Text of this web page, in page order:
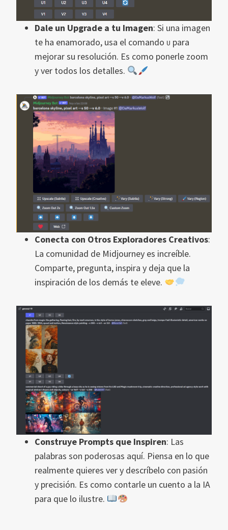
Dale un Upgrade a tu Imagen: Si una imagen
te ha enamorado, usa el comando U para
mejorar su resolución. Es como ponerle zoom
y ver todos los detalles.
Conecta con Otros Exploradores Creativos:
La comunidad de Midjourney es increíble.
Comparte, pregunta, inspira y deja que la
inspiración de los demás te eleve.
Construye Prompts que Inspiren: Las
palabras son poderosas aquí. Piensa en lo que
realmente quieres ver y descríbelo con pasión
y precisión. Es como contarle un cuento a la IA
para que lo ilustre.